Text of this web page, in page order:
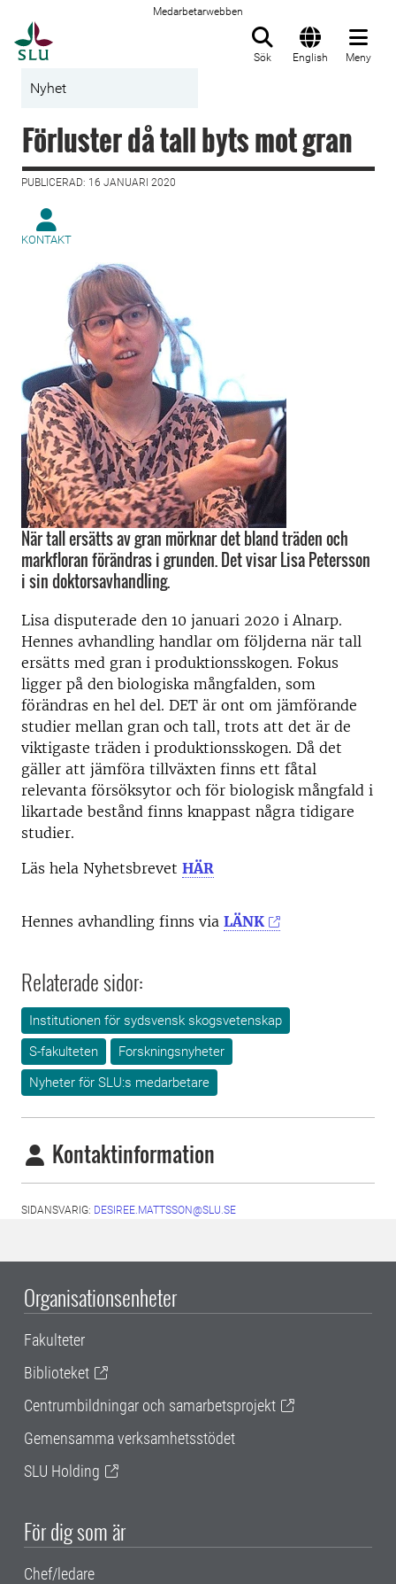
Medarbetarwebben
Sök English Meny
Nyhet
Förluster då tall byts mot gran
PUBLICERAD: 16 JANUARI 2020
KONTAKT
När tall ersätts av gran mörknar det bland träden och
markfloran förändras i grunden. Det visar Lisa Petersson
i sin doktorsavhandling.
Lisa disputerade den 10 januari 2020 i Alnarp.
Hennes avhandling handlar om följderna när tall
ersätts med gran i produktionsskogen. Fokus
ligger på den biologiska mångfalden, som
förändras en hel del. DET är ont om jämförande
studier mellan gran och tall, trots att det är de
viktigaste träden i produktionsskogen. Då det
gäller att jämföra tillväxten finns ett fåtal
relevanta försöksytor och för biologisk mångfald i
likartade bestånd finns knappast några tidigare
studier.
Läs hela Nyhetsbrevet HÄR
Hennes avhandling finns via LÄNK
Relaterade sidor:
Institutionen för sydsvensk skogsvetenskap
S-fakulteten
Forskningsnyheter
Nyheter för SLU:s medarbetare
Kontaktinformation
SIDANSVARIG: DESIREE.MATTSSON@SLU.SE
Organisationsenheter
Fakulteter
Biblioteket
Centrumbildningar och samarbetsprojekt
Gemensamma verksamhetsstödet
SLU Holding
För dig som är
Chef/ledare